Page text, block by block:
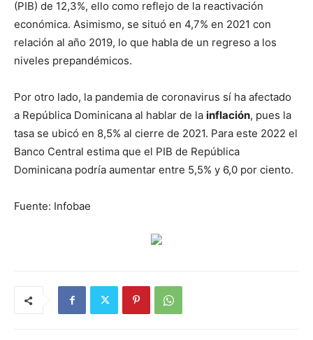
(PIB) de 12,3%, ello como reflejo de la reactivación
económica. Asimismo, se situó en 4,7% en 2021 con
relación al año 2019, lo que habla de un regreso a los
niveles prepandémicos.
Por otro lado, la pandemia de coronavirus sí ha afectado
a República Dominicana al hablar de la inflación, pues la
tasa se ubicó en 8,5% al cierre de 2021. Para este 2022 el
Banco Central estima que el PIB de República
Dominicana podría aumentar entre 5,5% y 6,0 por ciento.
Fuente: Infobae